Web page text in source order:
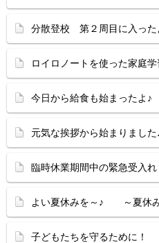
分散登校 第２周目に入った
ロイロノートを使った家庭
今日から給食も始まったよ♪
元気な挨拶から始まりました
臨時休業期間中の緊急受入れ
よい夏休みを～♪ ～夏休み
子どもたちを守るために